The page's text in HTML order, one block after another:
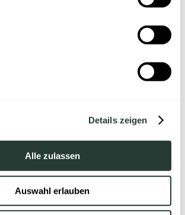
Details zeigen
Alle zulassen
Auswahl erlauben